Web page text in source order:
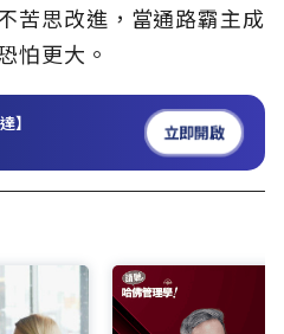
苦思改進，當通路霸主成
怕更大。
】 立即開啟